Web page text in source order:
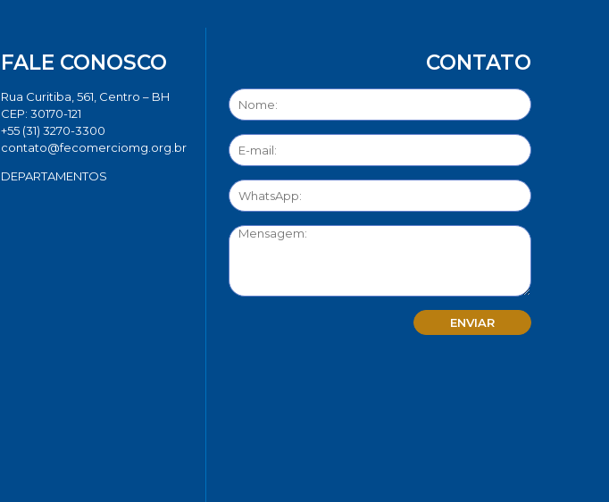
FALE CONOSCO
Rua Curitiba, 561, Centro – BH
CEP: 30170-121
+55 (31) 3270-3300
contato@fecomerciomg.org.br
DEPARTAMENTOS
CONTATO